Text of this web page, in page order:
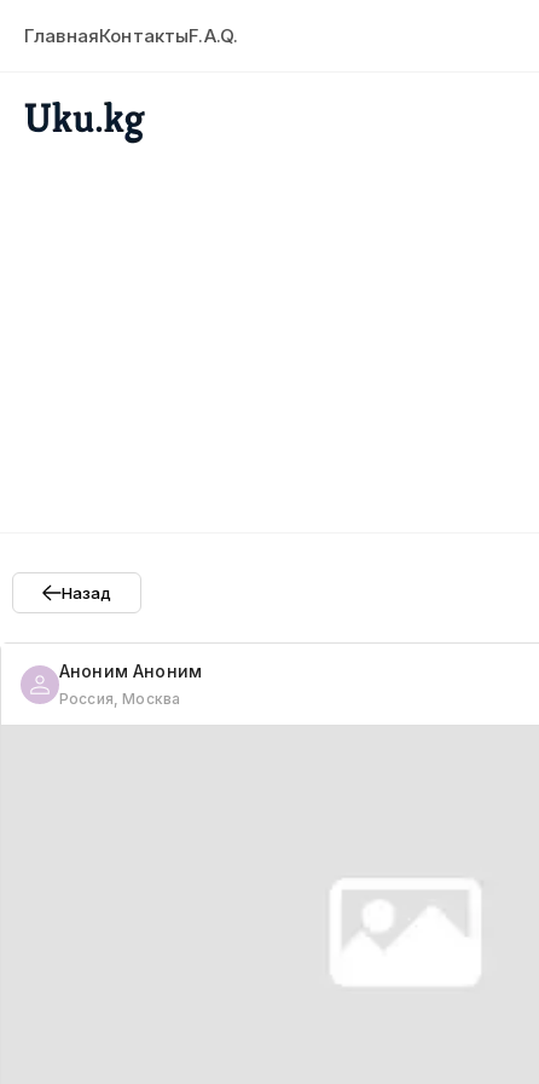
ГлавнаяКонтактыF.A.Q.
Назад
Аноним Аноним
Россия, Москва